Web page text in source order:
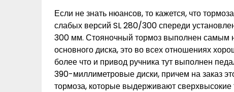
Если не знать нюансов, то кажется, что
слабых версий SL 280/300 спереди
300 мм. Стояночный тормоз выполнен самым
основного диска, это во всех отношениях
более что и привод ручника тут выполнен
390-миллиметровые диски, причем на заказ
тормоза, которые выдерживают